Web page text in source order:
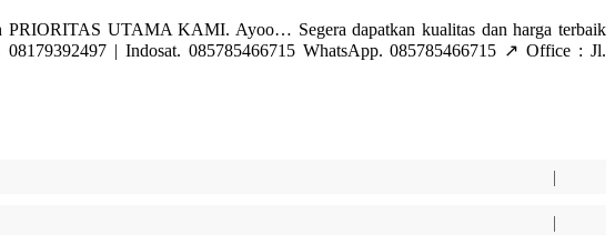
UTAMA KAMI. Ayoo… Segera dapatkan kualitas dan harga terbaik
| Indosat. 085785466715 WhatsApp. 085785466715 ↗️ Office : Jl.